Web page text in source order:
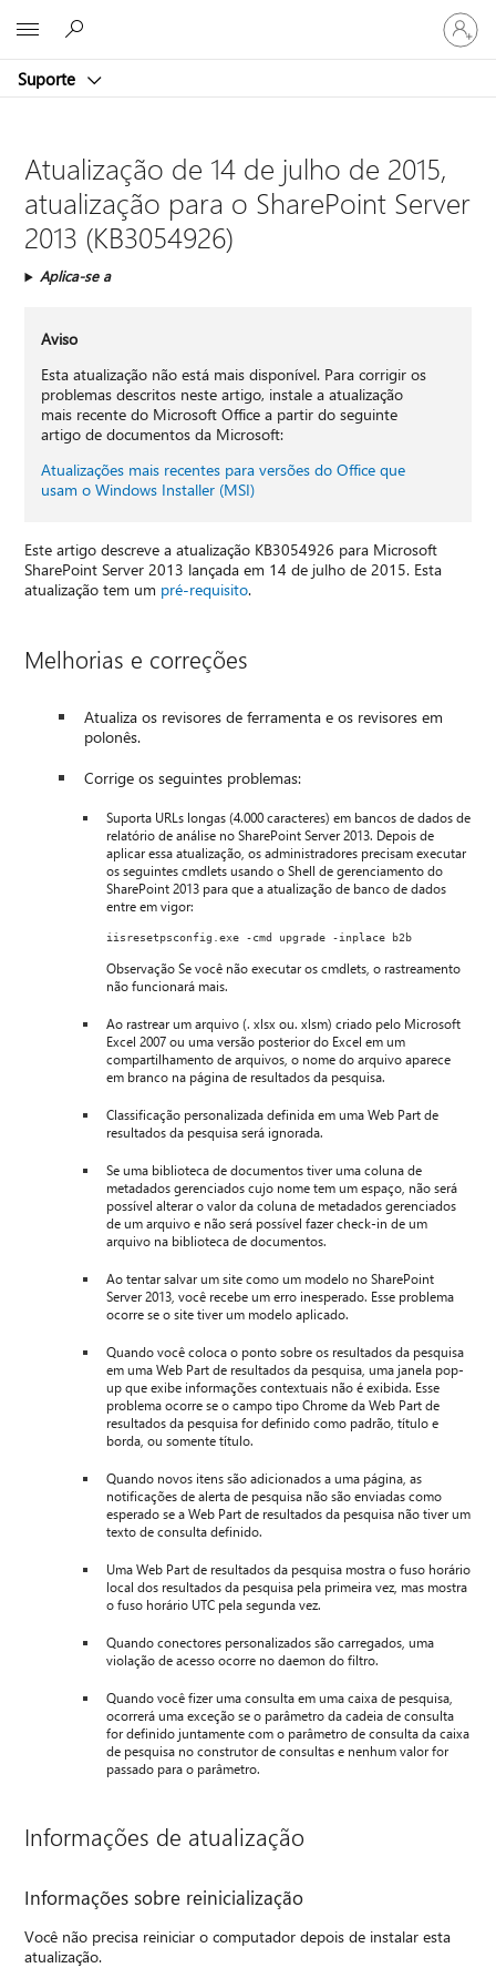
Suporte
Entre
em
sua
Atualização de 14 de julho de 2015,
atualização para o SharePoint Server
2013 (KB3054926)
Aplica-se a
Aviso
Esta atualização não está mais disponível. Para corrigir os
problemas descritos neste artigo, instale a atualização
mais recente do Microsoft Office a partir do seguinte
artigo de documentos da Microsoft:
Atualizações mais recentes para versões do Office que
usam o Windows Installer (MSI)
Este artigo descreve a atualização KB3054926 para Microsoft
SharePoint Server 2013 lançada em 14 de julho de 2015. Esta
atualização tem um pré-requisito.
Melhorias e correções
Atualiza os revisores de ferramenta e os revisores em
polonês.
Corrige os seguintes problemas:
Suporta URLs longas (4.000 caracteres) em bancos de dados de
relatório de análise no SharePoint Server 2013. Depois de
aplicar essa atualização, os administradores precisam executar
os seguintes cmdlets usando o Shell de gerenciamento do
SharePoint 2013 para que a atualização de banco de dados
entre em vigor:
iisresetpsconfig.exe -cmd upgrade -inplace b2b
Observação Se você não executar os cmdlets, o rastreamento
não funcionará mais.
Ao rastrear um arquivo (. xlsx ou. xlsm) criado pelo Microsoft
Excel 2007 ou uma versão posterior do Excel em um
compartilhamento de arquivos, o nome do arquivo aparece
em branco na página de resultados da pesquisa.
Classificação personalizada definida em uma Web Part de
resultados da pesquisa será ignorada.
Se uma biblioteca de documentos tiver uma coluna de
metadados gerenciados cujo nome tem um espaço, não será
possível alterar o valor da coluna de metadados gerenciados
de um arquivo e não será possível fazer check-in de um
arquivo na biblioteca de documentos.
Ao tentar salvar um site como um modelo no SharePoint
Server 2013, você recebe um erro inesperado. Esse problema
ocorre se o site tiver um modelo aplicado.
Quando você coloca o ponto sobre os resultados da pesquisa
em uma Web Part de resultados da pesquisa, uma janela pop-
up que exibe informações contextuais não é exibida. Esse
problema ocorre se o campo tipo Chrome da Web Part de
resultados da pesquisa for definido como padrão, título e
borda, ou somente título.
Quando novos itens são adicionados a uma página, as
notificações de alerta de pesquisa não são enviadas como
esperado se a Web Part de resultados da pesquisa não tiver um
texto de consulta definido.
Uma Web Part de resultados da pesquisa mostra o fuso horário
local dos resultados da pesquisa pela primeira vez, mas mostra
o fuso horário UTC pela segunda vez.
Quando conectores personalizados são carregados, uma
violação de acesso ocorre no daemon do filtro.
Quando você fizer uma consulta em uma caixa de pesquisa,
ocorrerá uma exceção se o parâmetro da cadeia de consulta
for definido juntamente com o parâmetro de consulta da caixa
de pesquisa no construtor de consultas e nenhum valor for
passado para o parâmetro.
Informações de atualização
Informações sobre reinicialização
Você não precisa reiniciar o computador depois de instalar esta
atualização.